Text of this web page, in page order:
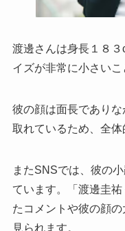
渡邊さんは身長１８
イズが非常に小さいこ
彼の顔は面長であり
取れているため、全体
またSNSでは、彼の
ています。「渡邊圭
たコメントや彼の顔
見られます。